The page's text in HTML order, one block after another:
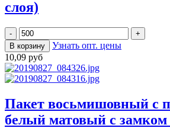
слоя)
Узнать опт. цены
10,09 руб
Пакет восьмишовный с
белый матовый с замком